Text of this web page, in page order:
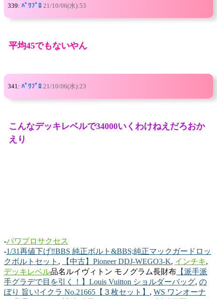
339: ﾊﾟﾜﾌﾟﾛ 21/10/06(水):53
平均45でもないやん
341: ﾊﾟﾜﾌﾟﾛ 21/10/06(水):23
こんなデッキレベルで34000いくわけねえだろおか
えり
-パワプロサクセス
-1/31再値下げ‼️BBS 純正ボルト&BBS;純正マックガードロッ
クボルトセット , 【中古】Pioneer DDJ-WEGO3-K, インチキ,
デッキレベル品名ルイヴィトン モノグラム長財布 【派手派
手グラデで目を引く！】Louis Vuitton ショルダーバッグ, の
ぼり 旨い!イクラ No.21665【３枚セット】 , WS ワンオーナ